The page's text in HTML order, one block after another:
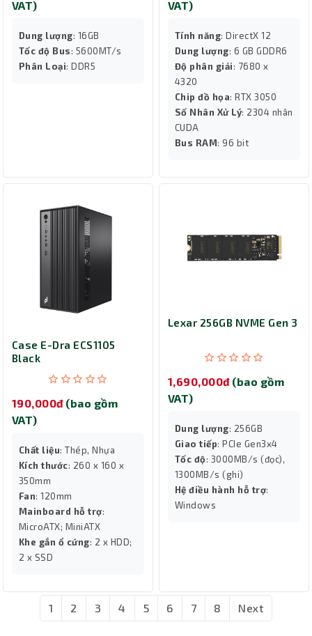
VAT)
Dung lượng: 16GB
Tốc độ Bus: 5600MT/s
Phân Loại: DDR5
VAT)
Tính năng: DirectX 12
Dung lượng: 6 GB GDDR6
Độ phân giải: 7680 x
4320
Chip đồ họa: RTX 3050
Số Nhân Xử Lý: 2304 nhân
CUDA
Bus RAM: 96 bit
Case E-Dra ECS1105
Black
190,000đ (bao gồm
VAT)
Chất liệu: Thép, Nhựa
Kích thước: 260 x 160 x
350mm
Fan: 120mm
Mainboard hỗ trợ:
MicroATX; MiniATX
Khe gắn ổ cứng: 2 x HDD;
2 x SSD
Lexar 256GB NVME Gen 3
1,690,000đ (bao gồm
VAT)
Dung lượng: 256GB
Giao tiếp: PCIe Gen3x4
Tốc độ: 3000MB/s (đọc),
1300MB/s (ghi)
Hệ điều hành hỗ trợ:
Windows
1 2 3 4 5 6 7 8 Next